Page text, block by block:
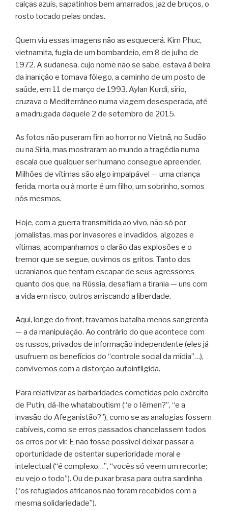
calças azuis, sapatinhos bem amarrados, jaz de bruços, o
rosto tocado pelas ondas.
Quem viu essas imagens não as esquecerá. Kim Phuc,
vietnamita, fugia de um bombardeio, em 8 de julho de
1972. A sudanesa, cujo nome não se sabe, estava à beira
da inanição e tomava fôlego, a caminho de um posto de
saúde, em 11 de março de 1993. Aylan Kurdi, sírio,
cruzava o Mediterrâneo numa viagem desesperada, até
a madrugada daquele 2 de setembro de 2015.
As fotos não puseram fim ao horror no Vietnã, no Sudão
ou na Síria, mas mostraram ao mundo a tragédia numa
escala que qualquer ser humano consegue apreender.
Milhões de vítimas são algo impalpável — uma criança
ferida, morta ou à morte é um filho, um sobrinho, somos
nós mesmos.
Hoje, com a guerra transmitida ao vivo, não só por
jornalistas, mas por invasores e invadidos, algozes e
vítimas, acompanhamos o clarão das explosões e o
tremor que se segue, ouvimos os gritos. Tanto dos
ucranianos que tentam escapar de seus agressores
quanto dos que, na Rússia, desafiam a tirania — uns com
a vida em risco, outros arriscando a liberdade.
Aqui, longe do front, travamos batalha menos sangrenta
— a da manipulação. Ao contrário do que acontece com
os russos, privados de informação independente (eles já
usufruem os benefícios do “controle social da mídia”…),
convivemos com a distorção autoinfligida.
Para relativizar as barbaridades cometidas pelo exército
de Putin, dá-lhe whataboutism (“e o Iêmen?”, “e a
invasão do Afeganistão?”), como se as analogias fossem
cabíveis, como se erros passados chancelassem todos
os erros por vir. E não fosse possível deixar passar a
oportunidade de ostentar superioridade moral e
intelectual (“é complexo…”, “vocês só veem um recorte;
eu vejo o todo”). Ou de puxar brasa para outra sardinha
(“os refugiados africanos não foram recebidos com a
mesma solidariedade”).